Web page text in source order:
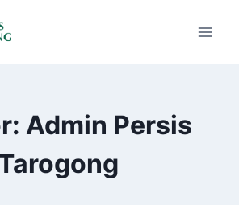
Admin Persis